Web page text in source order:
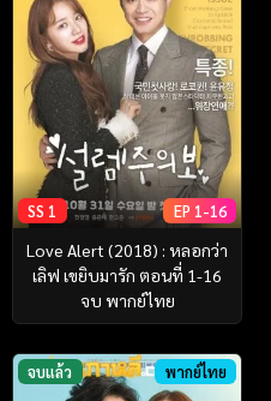
SS 1 EP 1-16
Love Alert (2018) : หลอกว่า
เลิฟ เขยิบมารัก ตอนที่ 1-16
จบ พากย์ไทย
จบแล้ว พากย์ไทย